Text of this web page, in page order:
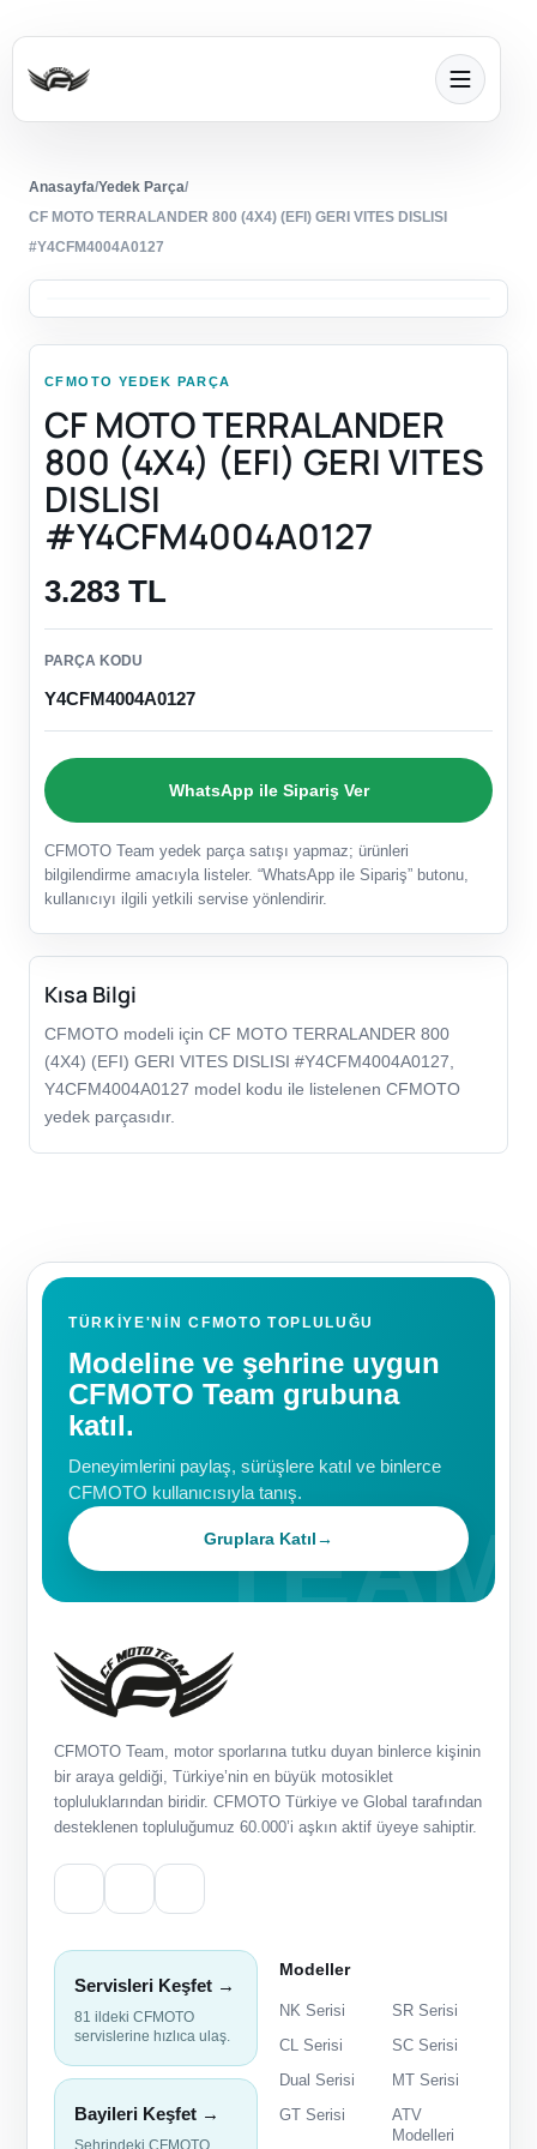
Anasayfa/Yedek Parça/
CF MOTO TERRALANDER 800 (4X4) (EFI) GERI VITES DISLISI
#Y4CFM4004A0127
CFMOTO YEDEK PARÇA
CF MOTO TERRALANDER
800 (4X4) (EFI) GERI VITES
DISLISI
#Y4CFM4004A0127
3.283 TL
PARÇA KODU
Y4CFM4004A0127
WhatsApp ile Sipariş Ver
CFMOTO Team yedek parça satışı yapmaz; ürünleri
bilgilendirme amacıyla listeler. “WhatsApp ile Sipariş” butonu,
kullanıcıyı ilgili yetkili servise yönlendirir.
Kısa Bilgi
CFMOTO modeli için CF MOTO TERRALANDER 800
(4X4) (EFI) GERI VITES DISLISI #Y4CFM4004A0127,
Y4CFM4004A0127 model kodu ile listelenen CFMOTO
yedek parçasıdır.
TÜRKIYE'NIN CFMOTO TOPLULUĞU
Modeline ve şehrine uygun
CFMOTO Team grubuna
katıl.
Deneyimlerini paylaş, sürüşlere katıl ve binlerce
CFMOTO kullanıcısıyla tanış.
Gruplara Katıl→
CFMOTO Team, motor sporlarına tutku duyan binlerce kişinin
bir araya geldiği, Türkiye’nin en büyük motosiklet
topluluklarından biridir. CFMOTO Türkiye ve Global tarafından
desteklenen topluluğumuz 60.000’i aşkın aktif üyeye sahiptir.
Servisleri Keşfet →
81 ildeki CFMOTO
servislerine hızlıca ulaş.
Bayileri Keşfet →
Modeller
NK Serisi
SR Serisi
CL Serisi
SC Serisi
Dual Serisi
MT Serisi
GT Serisi
ATV
Modelleri